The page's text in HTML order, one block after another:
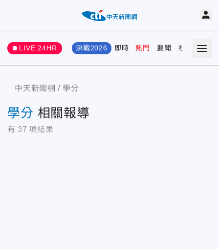
LIVE 24HR 決戰2026 即時 熱門 要聞 社會 娛樂
中天新聞網 學分
學分 相關報導
有 37 項結果